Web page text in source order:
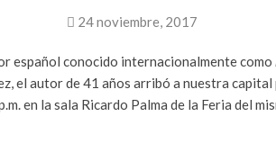
24 noviembre, 2017
español conocido internacionalmente como
el autor de 41 años arribó a nuestra
en la sala Ricardo Palma de la Feria del